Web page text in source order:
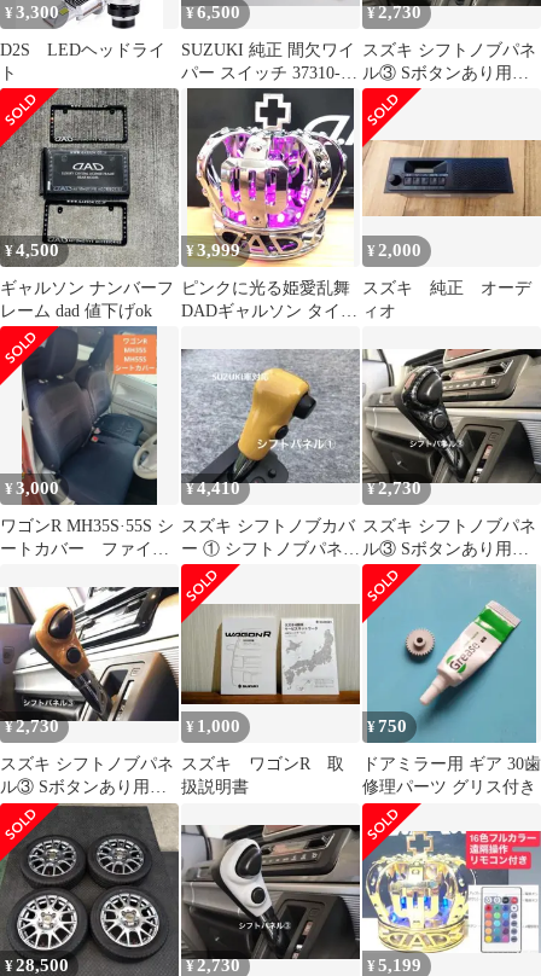
¥3,300
D2S LEDヘッドライ
ト
¥6,500
SUZUKI 純正 間欠ワイ
パー スイッチ 37310-
¥2,730
スズキ シフトノブパネ
ル③ Sボタンあり用
ピアノブラック 新型
ハスラー
¥4,500
ギャルソン ナンバーフ
レーム dad 値下げok
¥3,999
ピンクに光る姫愛乱舞
DADギャルソン タイプ
¥ 2,000
スズキ 純正 オーデ
ィオ
¥3,000
ワゴンR MH35S·55S シ
ートカバー ファイン
¥4,410
スズキ シフトノブカバ
ー ① シフトノブパネ
ル イエロー 初代ハ
スラー
¥2,730
スズキ シフトノブパネ
ル③ Sボタンあり用
カーボンルック 新型
ハスラー
¥2,730
スズキ シフトノブパネ
ル③ Sボタンあり用
ユーカリ茶木目 新型
ハスラー
¥ 1,000
スズキ ワゴンR 取
扱説明書
¥750
ドアミラー用 ギア 30歯
修理パーツ グリス付き
¥28,500 ¥2,730 ¥5,199